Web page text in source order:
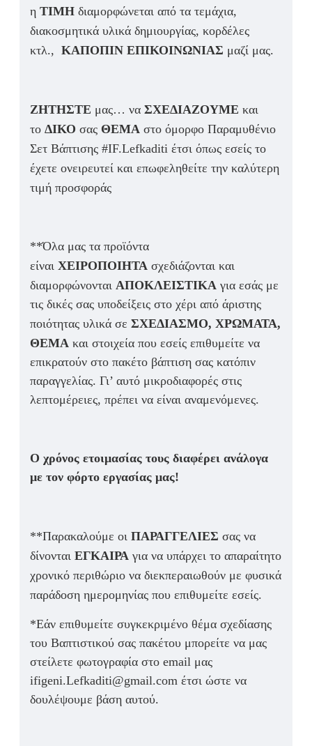
η ΤΙΜΗ διαμορφώνεται από τα τεμάχια,
διακοσμητικά υλικά δημιουργίας, κορδέλες
κτλ., ΚΑΠΟΠΙΝ ΕΠΙΚΟΙΝΩΝΙΑΣ μαζί μας.
ΖΗΤΗΣΤΕ μας… να ΣΧΕΔΙΑΖΟΥΜΕ και
το ΔΙΚΟ σας ΘΕΜΑ στο όμορφο Παραμυθένιο
Σετ Βάπτισης #IF.Lefkaditi έτσι όπως εσείς το
έχετε ονειρευτεί και επωφεληθείτε την καλύτερη
τιμή προσφοράς
**Όλα μας τα προϊόντα
είναι ΧΕΙΡΟΠΟΙΗΤΑ σχεδιάζονται και
διαμορφώνονται ΑΠΟΚΛΕΙΣΤΙΚΑ για εσάς με
τις δικές σας υποδείξεις στο χέρι από άριστης
ποιότητας υλικά σε ΣΧΕΔΙΑΣΜΟ, ΧΡΩΜΑΤΑ,
ΘΕΜΑ και στοιχεία που εσείς επιθυμείτε να
επικρατούν στο πακέτο βάπτιση σας κατόπιν
παραγγελίας. Γι’ αυτό μικροδιαφορές στις
λεπτομέρειες, πρέπει να είναι αναμενόμενες.
Ο χρόνος ετοιμασίας τους διαφέρει ανάλογα
με τον φόρτο εργασίας μας!
**Παρακαλούμε οι ΠΑΡΑΓΓΕΛΙΕΣ σας να
δίνονται ΕΓΚΑΙΡΑ για να υπάρχει το απαραίτητο
χρονικό περιθώριο να διεκπεραιωθούν με φυσικά
παράδοση ημερομηνίας που επιθυμείτε εσείς.
*Εάν επιθυμείτε συγκεκριμένο θέμα σχεδίασης
του Βαπτιστικού σας πακέτου μπορείτε να μας
στείλετε φωτογραφία στο email μας
ifigeni.Lefkaditi@gmail.com έτσι ώστε να
δουλέψουμε βάση αυτού.